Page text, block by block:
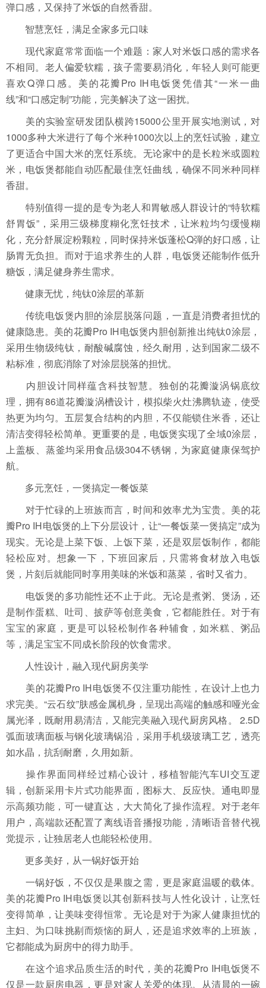
弹口感，又保持了米饭的自然香甜。
智慧烹饪，满足全家多元口味
现代家庭常常面临一个难题：家人对米饭口感的需求各
不相同。老人偏爱软糯，孩子需要易消化，年轻人则可能更
喜欢Q弹口感。美的花瓣Pro IH电饭煲凭借其“一米一曲
线”和“口感定制”功能，完美解决了这一困扰。
美的实验室研发团队横跨15000公里开展实地测试，对
1000多种大米进行了每个米种1000次以上的烹饪试验，建立
了更适合中国大米的烹饪系统。无论家中的是长粒米或圆粒
米，电饭煲都能自动匹配最佳烹饪曲线，确保不同米种同样
香甜。
特别值得一提的是专为老人和胃敏感人群设计的“特软糯
舒胃饭”，采用三级梯度糊化烹饪技术，让米粒均匀缓慢糊
化，充分舒展淀粉颗粒，同时保持米饭蓬松Q弾的好口感，让
肠胃无负担。而对于追求养生的人群，电饭煲还能制作低升
糖饭，满足健身养生需求。
健康无忧，纯钛0涂层的革新
传统电饭煲内胆的涂层脱落问题，一直是消费者担忧的
健康隐患。美的花瓣Pro IH电饭煲内胆创新推出纯钛0涂层，
采用生物级纯钛，耐酸碱腐蚀，经久耐用，达到国家二级不
粘标准，彻底消除了对涂层脱落的担忧。
内胆设计同样蕴含科技智慧。独创的花瓣漩涡锅底纹
理，拥有86道花瓣漩涡槽设计，模拟柴火灶沸腾轨迹，使受
热更为均匀。五层复合结构的内胆，不仅能锁住米香，还让
清洁变得轻松简单。更重要的是，电饭煲实现了全域0涂层，
上盖板、蒸釜均采用食品级304不锈钢，为家庭健康保驾护
航。
多元烹饪，一煲搞定一餐饭菜
对于忙碌的上班族而言，时间和效率尤为宝贵。美的花
瓣Pro IH电饭煲的上下分层设计，让“一餐饭菜一煲搞定”成为
现实。无论是上菜下饭、上饭下菜，还是双层饭制作，都能
轻松应对。想象一下，下班回家后，只需将食材放入电饭
煲，片刻后就能同时享用美味的米饭和蒸菜，省时又省力。
电饭煲的多功能性还不止于此。无论是煮粥、煲汤，还
是制作蛋糕、吐司、披萨等创意美食，它都能胜任。对于有
宝宝的家庭，更是可以轻松制作各种辅食，如米糕、粥品
等，满足宝宝不同成长阶段的饮食需求。
人性设计，融入现代厨房美学
美的花瓣Pro IH电饭煲不仅注重功能性，在设计上也力
求完美。“云石纹”肤感金属机身，呈现出高端的触感和哑光金
属光泽，既耐用易清洁，又能完美融入现代厨房风格。 2.5D
弧面玻璃面板与钢化玻璃锅沿，采用手机级玻璃工艺，透亮
如水晶，抗刮耐磨，久用如新。
操作界面同样经过精心设计，移植智能汽车UI交互逻
辑，创新采用卡片式功能界面，图标大、反应快。通电即显
示高频功能，可一键直达，大大简化了操作流程。对于老年
用户，高端款还配置了离线语音播报功能，清晰语音替代视
觉提示，让独居老人也能轻松使用。
更多美好，从一锅好饭开始
一锅好饭，不仅仅是果腹之需，更是家庭温暖的载体。
美的花瓣Pro IH电饭煲以其创新科技与人性化设计，让烹饪
变得简单，让美味变得恒常。无论是对于为家人健康担忧的
主妇、为口味挑剔而烦恼的厨人，还是追求效率的上班族，
它都能成为厨房中的得力助手。
在这个追求品质生活的时代，美的花瓣Pro IH电饭煲不
仅是一款厨房电器，更是对家人关爱的体现。从清晨的一碗